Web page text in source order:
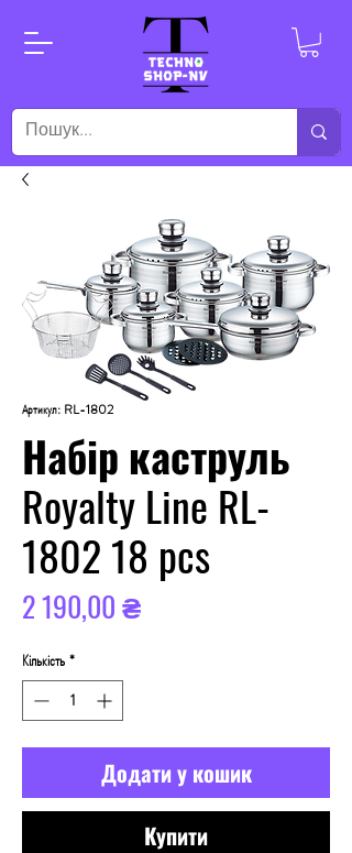
Артикул: RL-1802
Набір каструль
Royalty Line RL-
1802 18 pcs
2 190,00 ₴Ціна
Кількість *
Додати у кошик
Купити